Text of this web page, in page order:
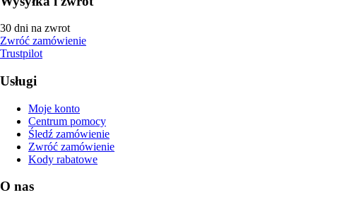
30 dni na zwrot
Zwróć zamówienie
Trustpilot
Usługi
Moje konto
Centrum pomocy
Śledź zamówienie
Zwróć zamówienie
Kody rabatowe
O nas